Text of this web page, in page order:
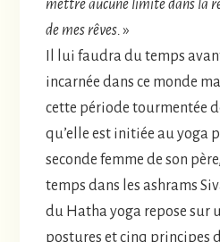
mettre aucune limite dans la
de mes rêves.»
Il lui faudra du temps
incarnée dans ce monde
cette période tourmentée
qu’elle est initiée au yoga
seconde femme de son
temps dans les ashrams
du Hatha yoga repose sur
postures et cinq principes